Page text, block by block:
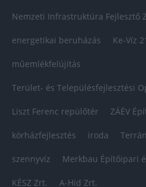
Nemzeti Infrastruktúra Fejlesztő
energetikai beruházás Ke-Víz
műemlékfelújítás
Terület- és Településfejlesztési
Liszt Ferenc repülőtér ZÁÉV
kórházfejlesztés iroda
szennyvíz Merkbau Építőipari
KÉSZ Zrt. A-Híd Zrt.